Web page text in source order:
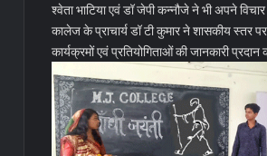
श्वेता भाटिया एवं डॉ जेपी कन्नौजे ने भी अपने
कालेज के प्राचार्य डॉ टी कुमार ने शासकीय स्तर
कार्यक्रमों एवं प्रतियोगिताओं की जानकारी प्रदान